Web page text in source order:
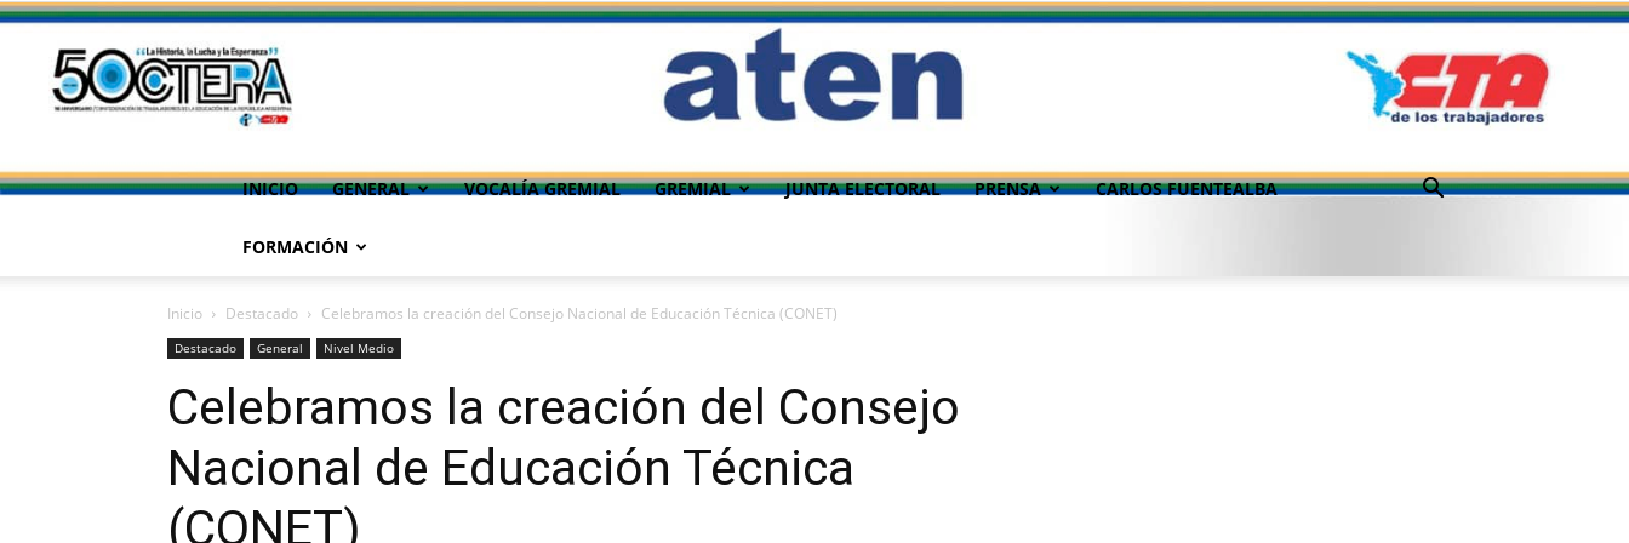
INICIO GENERAL VOCALÍA GREMIAL GREMIAL JUNTA ELECTORAL PRENSA CARLOS FUENTEALBA
FORMACIÓN
Inicio Destacado Celebramos la creación del Consejo Nacional de Educación Técnica (CONET)
Destacado General Nivel Medio
Celebramos la creación del Consejo
Nacional de Educación Técnica
(CONET)